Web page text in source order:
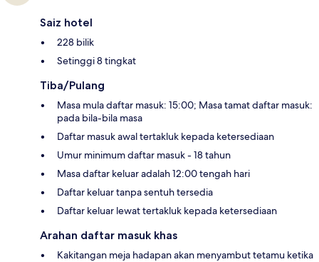
Saiz hotel
228 bilik
Setinggi 8 tingkat
Tiba/Pulang
Masa mula daftar masuk: 15:00; Masa tamat daftar masuk:
pada bila-bila masa
Daftar masuk awal tertakluk kepada ketersediaan
Umur minimum daftar masuk - 18 tahun
Masa daftar keluar adalah 12:00 tengah hari
Daftar keluar tanpa sentuh tersedia
Daftar keluar lewat tertakluk kepada ketersediaan
Arahan daftar masuk khas
Kakitangan meja hadapan akan menyambut tetamu ketika